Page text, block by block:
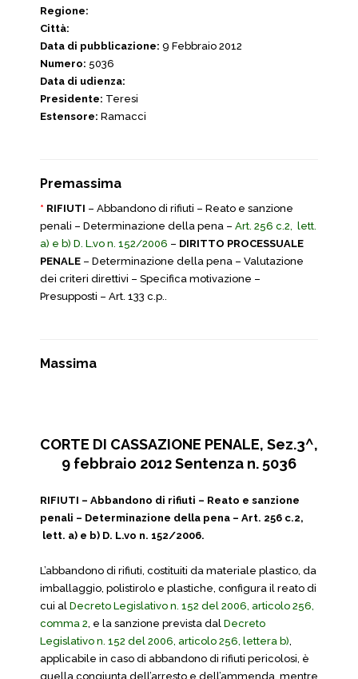
Regione:
Città:
Data di pubblicazione: 9 Febbraio 2012
Numero: 5036
Data di udienza:
Presidente: Teresi
Estensore: Ramacci
Premassima
* RIFIUTI – Abbandono di rifiuti – Reato e sanzione
penali – Determinazione della pena – Art. 256 c.2, lett.
a) e b) D. L.vo n. 152/2006 – DIRITTO PROCESSUALE
PENALE – Determinazione della pena – Valutazione
dei criteri direttivi – Specifica motivazione –
Presupposti – Art. 133 c.p..
Massima
CORTE DI CASSAZIONE PENALE, Sez.3^,
9 febbraio 2012 Sentenza n. 5036
RIFIUTI – Abbandono di rifiuti – Reato e sanzione
penali – Determinazione della pena – Art. 256 c.2,
lett. a) e b) D. L.vo n. 152/2006.
L’abbandono di rifiuti, costituiti da materiale plastico, da
imballaggio, polistirolo e plastiche, configura il reato di
cui al Decreto Legislativo n. 152 del 2006, articolo 256,
comma 2, e la sanzione prevista dal Decreto
Legislativo n. 152 del 2006, articolo 256, lettera b),
applicabile in caso di abbandono di rifiuti pericolosi, è
quella congiunta dell’arresto e dell’ammenda, mentre